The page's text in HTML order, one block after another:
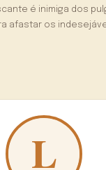
é inimiga dos
afastar os